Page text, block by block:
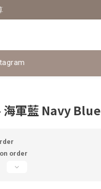
軍藍 Navy Blue
order